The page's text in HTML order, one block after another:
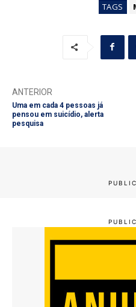
TAGS
ANTERIOR
Uma em cada 4 pessoas já
pensou em suicídio, alerta
pesquisa